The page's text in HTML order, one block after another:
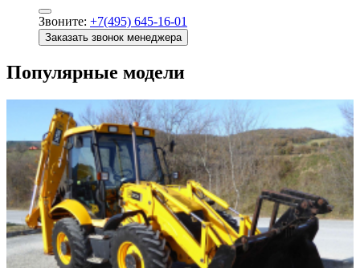
Звоните: +7(495) 645-16-01
Заказать звонок менеджера
Популярные модели